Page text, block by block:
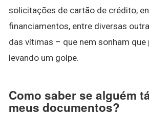
solicitações de cartão de crédito,
financiamentos, entre diversas
das vítimas – que nem sonham que
levando um golpe.
Como saber se alguém
meus documentos?